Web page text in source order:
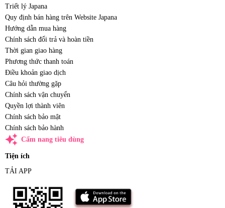
Triết lý Japana
Quy định bán hàng trên Website Japana
Hướng dẫn mua hàng
Chính sách đổi trả và hoàn tiền
Thời gian giao hàng
Phương thức thanh toán
Điều khoản giao dịch
Câu hỏi thường gặp
Chính sách vận chuyển
Quyền lợi thành viên
Chính sách bảo mật
Chính sách bảo hành
auto_awesome Cẩm nang tiêu dùng
Tiện ích
TẢI APP